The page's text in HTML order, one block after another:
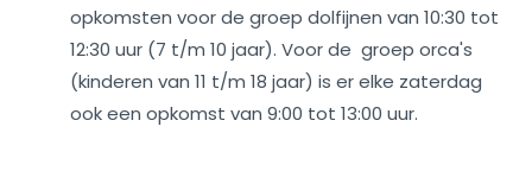
opkomsten voor de groep dolfijnen van 10:30 tot
12:30 uur (7 t/m 10 jaar). Voor de groep orca's
(kinderen van 11 t/m 18 jaar) is er elke zaterdag
ook een opkomst van 9:00 tot 13:00 uur.